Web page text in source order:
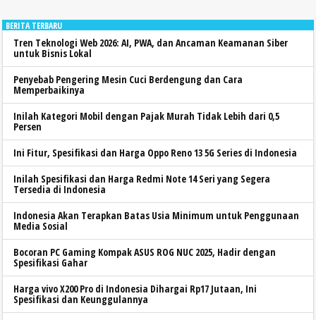
BERITA TERBARU
Tren Teknologi Web 2026: AI, PWA, dan Ancaman Keamanan Siber
untuk Bisnis Lokal
Penyebab Pengering Mesin Cuci Berdengung dan Cara
Memperbaikinya
Inilah Kategori Mobil dengan Pajak Murah Tidak Lebih dari 0,5
Persen
Ini Fitur, Spesifikasi dan Harga Oppo Reno 13 5G Series di Indonesia
Inilah Spesifikasi dan Harga Redmi Note 14 Seri yang Segera
Tersedia di Indonesia
Indonesia Akan Terapkan Batas Usia Minimum untuk Penggunaan
Media Sosial
Bocoran PC Gaming Kompak ASUS ROG NUC 2025, Hadir dengan
Spesifikasi Gahar
Harga vivo X200 Pro di Indonesia Dihargai Rp17 Jutaan, Ini
Spesifikasi dan Keunggulannya